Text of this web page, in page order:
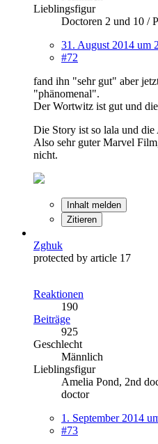
Lieblingsfigur
Doctoren 2 und 10 /
31. August 2014 um
#72
fand ihn "sehr gut" aber
"phänomenal".
Der Wortwitz ist gut und
Die Story ist so lala und die
Also sehr guter Marvel
nicht.
Inhalt melden
Zitieren
Zghuk
protected by article 17
Reaktionen
190
Beiträge
925
Geschlecht
Männlich
Lieblingsfigur
Amelia Pond, 2nd
doctor
1. September 2014
#73